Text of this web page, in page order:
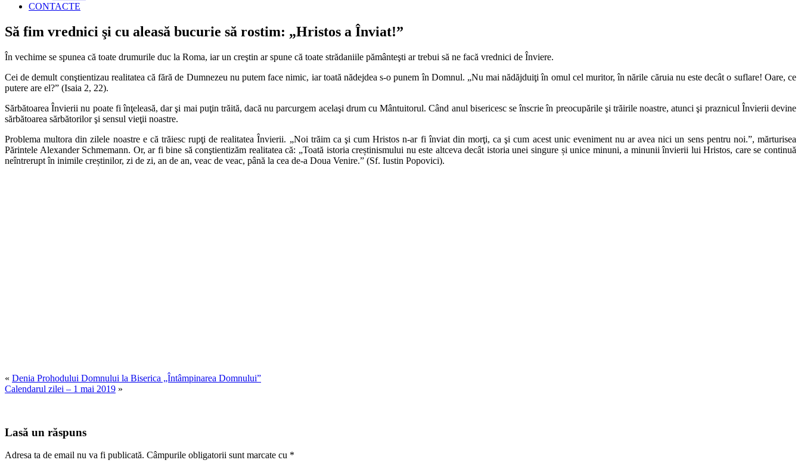
CONTACTE
Să fim vrednici şi cu aleasă bucurie să rostim: „Hristos a Înviat!”
În vechime se spunea că toate drumurile duc la Roma, iar un creştin ar spune că toate strădaniile pământeşti ar trebui să ne facă vrednici de Înviere.
Cei de demult conştientizau realitatea că fără de Dumnezeu nu putem face nimic, iar toată nădejdea s-o punem în Domnul. „Nu mai nădăjduiţi în omul cel muritor, în nările căruia nu este decât o suflare! Oare, ce
putere are el?” (Isaia 2, 22).
Sărbătoarea Învierii nu poate fi înţeleasă, dar şi mai puţin trăită, dacă nu parcurgem acelaşi drum cu Mântuitorul. Când anul bisericesc se înscrie în preocupările şi trăirile noastre, atunci şi praznicul Învierii devine
sărbătoarea sărbătorilor şi sensul vieţii noastre.
Problema multora din zilele noastre e că trăiesc rupţi de realitatea Învierii. „Noi trăim ca şi cum Hristos n-ar fi înviat din morţi, ca şi cum acest unic eveniment nu ar avea nici un sens pentru noi.”, mărturisea
Părintele Alexander Schmemann. Or, ar fi bine să conştientizăm realitatea că: „Toată istoria creștinismului nu este altceva decât istoria unei singure și unice minuni, a minunii învierii lui Hristos, care se continuă
neîntrerupt în inimile creștinilor, zi de zi, an de an, veac de veac, până la cea de-a Doua Venire.” (Sf. Iustin Popovici).
« Denia Prohodului Domnului la Biserica „Întâmpinarea Domnului”
Calendarul zilei – 1 mai 2019 »
Lasă un răspuns
Adresa ta de email nu va fi publicată. Câmpurile obligatorii sunt marcate cu *